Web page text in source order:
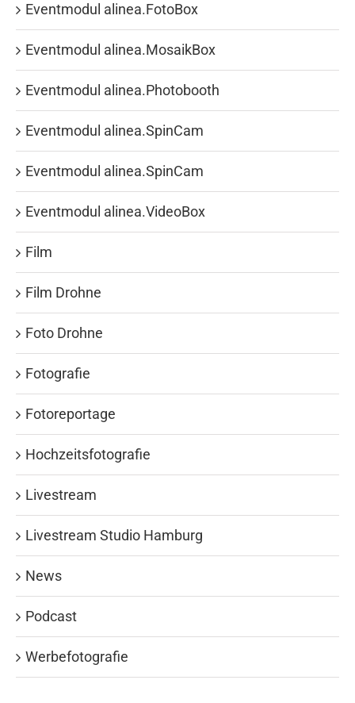
Eventmodul alinea.FotoBox
Eventmodul alinea.MosaikBox
Eventmodul alinea.Photobooth
Eventmodul alinea.SpinCam
Eventmodul alinea.SpinCam
Eventmodul alinea.VideoBox
Film
Film Drohne
Foto Drohne
Fotografie
Fotoreportage
Hochzeitsfotografie
Livestream
Livestream Studio Hamburg
News
Podcast
Werbefotografie